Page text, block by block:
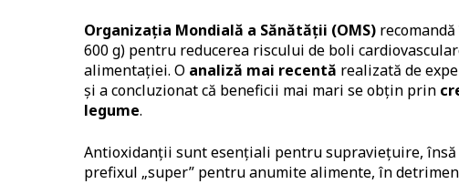
Organizația Mondială a Sănătății (OMS)
600 g) pentru reducerea riscului de boli
alimentației. O analiză mai recentă realizată de
și a concluzionat că beneficii mai mari se obțin prin
legume.
Antioxidanții sunt esențiali pentru supraviețuire,
prefixul „super” pentru anumite alimente, în